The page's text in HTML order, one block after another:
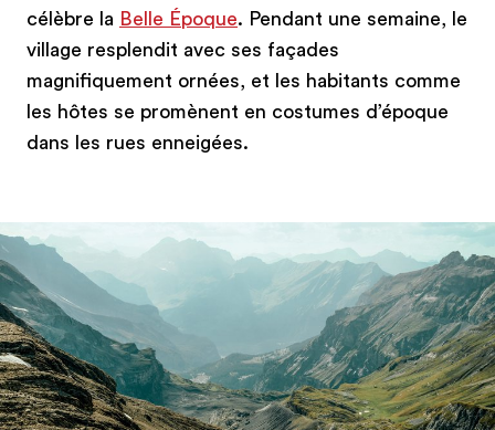
célèbre la Belle Époque. Pendant une semaine, le
village resplendit avec ses façades
magnifiquement ornées, et les habitants comme
les hôtes se promènent en costumes d’époque
dans les rues enneigées.